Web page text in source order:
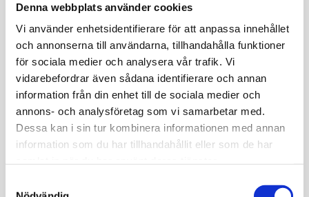
Denna webbplats använder cookies
Vi använder enhetsidentifierare för att anpassa innehållet
och annonserna till användarna, tillhandahålla funktioner
för sociala medier och analysera vår trafik. Vi
vidarebefordrar även sådana identifierare och annan
information från din enhet till de sociala medier och
annons- och analysföretag som vi samarbetar med.
Dessa kan i sin tur kombinera informationen med annan
information som du har tillhandahållit eller som de har
HbSD – Sickle-Hemoglobin D-sjukdom
HbSD innebär att en HbS-gen kombineras med en HbD-
gen, oftast varianten HbD-Punjab. Sjukdomsbilden liknar i
många fall sicklecellanemi, med smärtkriser och risk för
komplikationer, även om den kan vara något mildare.
Tillståndet är vanligare i delar av Indien, Pakistan och
Medelhavsområdet.
HbSE – Sickle-Hemoglobin E-sjukdom
HbSE är en kombination av en HbS-gen och en HbE-gen.